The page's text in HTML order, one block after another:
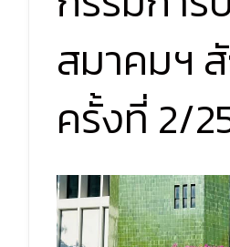
สมาคมฯ
ครั้งที่ 2/